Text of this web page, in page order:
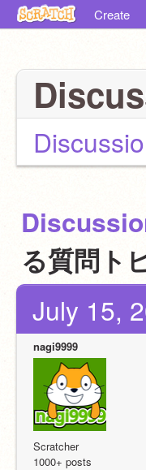
Create
る質問ト
July 15,
nagi9999
Scratcher
1000+ posts